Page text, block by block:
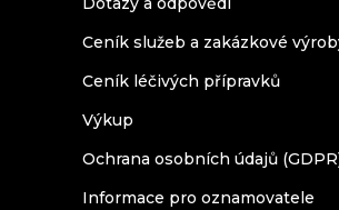
Ceník služeb a zakázkové
Ceník léčivých přípravků
Výkup
Ochrana osobních údajů
Informace pro oznamovatele